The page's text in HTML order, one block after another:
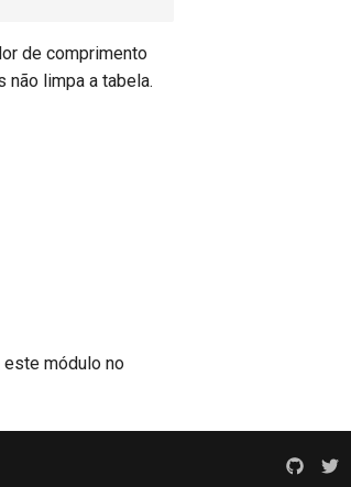
de comprimento
limpa a tabela.
este módulo no